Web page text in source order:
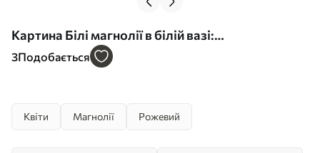
Картина Білі магнолії в білій вазі:
мінімалістичний квітковий живопис Арт. s45254
3Подобається
Квіти Магнолії Рожевий